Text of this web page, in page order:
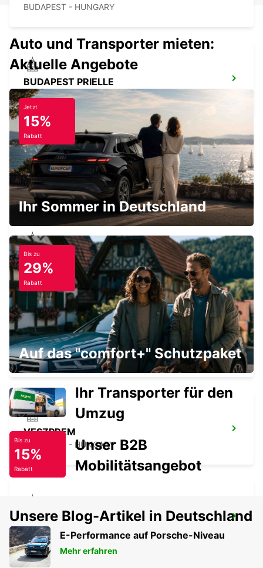
BUDAPEST - HUNGARY
BUDAPEST PRIELLE
BUDAPEST - HUNGARY
SZEGED
SZEGED - HUNGARY
SZEKESFEHERVAR
SZEKESFEHERVAR - HUNGARY
TATABANYA
TATABANYA - HUNGARY
VESZPREM
VESZPREM - HUNGARY
PECS
PECS - HUNGARY
Auto und Transporter mieten:
Aktuelle Angebote
Jetzt
15%
Rabatt
Ihr Sommer in Deutschland
Bis zu
29%
Rabatt
Auf das "comfort+" Schutzpaket
Ihr Transporter für den
Umzug
Bis zu
15%
Rabatt
Unser B2B
Mobilitätsangebot
Unsere Blog-Artikel in Deutschland
E-Performance auf Porsche-Niveau
Mehr erfahren